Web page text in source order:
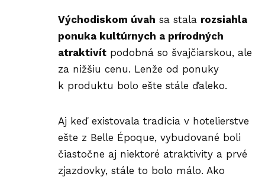
Východiskom úvah sa stala rozsiahla
ponuka kultúrnych a prírodných
atraktivít podobná so švajčiarskou, ale
za nižšiu cenu. Lenže od ponuky
k produktu bolo ešte stále ďaleko.
Aj keď existovala tradícia v hotelierstve
ešte z Belle Époque, vybudované boli
čiastočne aj niektoré atraktivity a prvé
zjazdovky, stále to bolo málo. Ako